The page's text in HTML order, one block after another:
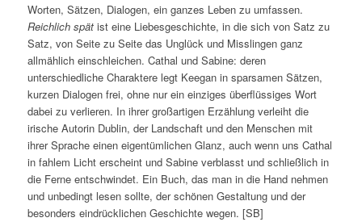
Worten, Sätzen, Dialogen, ein ganzes Leben zu umfassen.
Reichlich spät ist eine Liebesgeschichte, in die sich von Satz zu
Satz, von Seite zu Seite das Unglück und Misslingen ganz
allmählich einschleichen. Cathal und Sabine: deren
unterschiedliche Charaktere legt Keegan in sparsamen Sätzen,
kurzen Dialogen frei, ohne nur ein einziges überflüssiges Wort
dabei zu verlieren. In ihrer großartigen Erzählung verleiht die
irische Autorin Dublin, der Landschaft und den Menschen mit
ihrer Sprache einen eigentümlichen Glanz, auch wenn uns Cathal
in fahlem Licht erscheint und Sabine verblasst und schließlich in
die Ferne entschwindet. Ein Buch, das man in die Hand nehmen
und unbedingt lesen sollte, der schönen Gestaltung und der
besonders eindrücklichen Geschichte wegen. [SB]